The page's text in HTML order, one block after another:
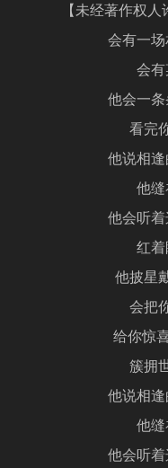
【未经著作权
会有一
会
他会一
看完
他说相
他
他会听
红
他披星
会把
给你惊
簇拥
他说相
他
他会听